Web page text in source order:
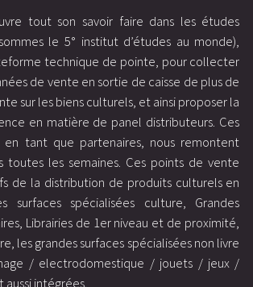
tout son savoir faire dans les études
le 5° institut d’études au monde),
technique de pointe, pour collecter
de vente en sortie de caisse de plus de
sur les biens culturels, et ainsi proposer la
en matière de panel distributeurs. Ces
tant que partenaires, nous remontent
toutes les semaines. Ces points de vente
de la distribution de produits culturels en
surfaces spécialisées culture, Grandes
Librairies de 1er niveau et de proximité,
les grandes surfaces spécialisées non livre
/ electrodomestique / jouets / jeux /
intégrées.